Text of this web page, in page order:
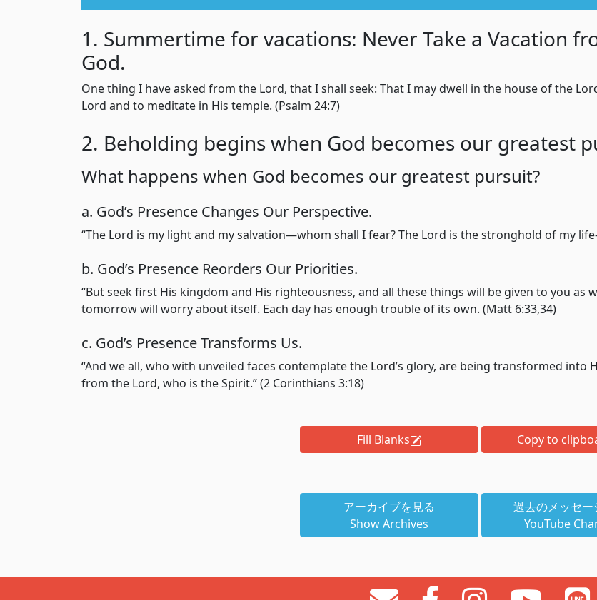
1. Summertime for vacations: Never Take a Vacation
God.
One thing I have asked from the Lord, that I shall seek: That I may dwell in the house of the
Lord and to meditate in His temple. (Psalm 24:7)
2. Beholding begins when God becomes our greatest
What happens when God becomes our greatest pursuit?
a. God’s Presence Changes Our Perspective.
“The Lord is my light and my salvation—whom shall I fear? The Lord is the stronghold of my
b. God’s Presence Reorders Our Priorities.
“But seek first His kingdom and His righteousness, and all these things will be given to you
tomorrow will worry about itself. Each day has enough trouble of its own. (Matt 6:33,34)
c. God’s Presence Transforms Us.
“And we all, who with unveiled faces contemplate the Lord’s glory, are being transformed into
from the Lord, who is the Spirit.” (2 Corinthians 3:18)
Fill Blanks Copy to
アーカイブを見る
Show Archives
過去のメッセー
YouTube